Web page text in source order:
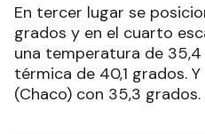
En tercer lugar se
grados y en el cuarto
una temperatura de
térmica de 40,1 grados.
(Chaco) con 35,3 grados.